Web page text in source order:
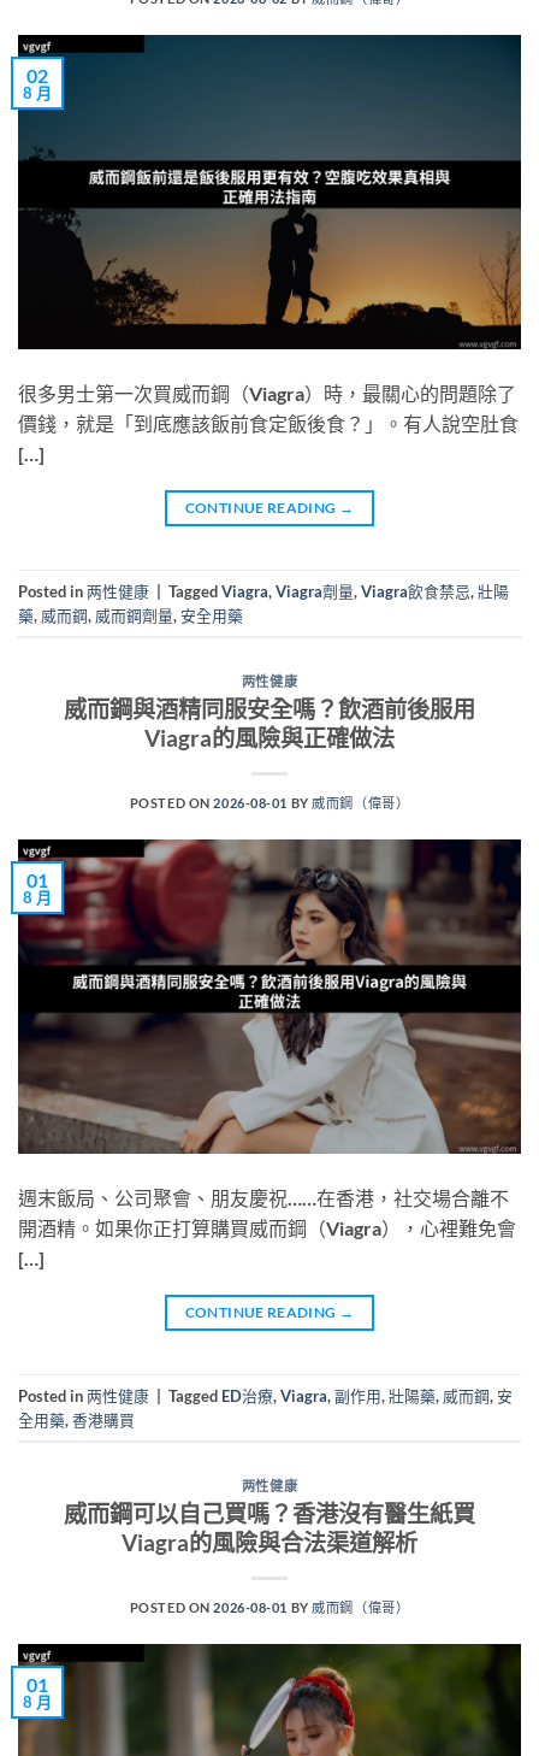
02
8 月
很多男士第一次買威而鋼（Viagra）時，最關心的問題除了
價錢，就是「到底應該飯前食定飯後食？」。有人說空肚食
[…]
CONTINUE READING →
Posted in两性健康 TaggedViagra,Viagra劑量,Viagra飲食禁忌,壯陽
藥, 威而鋼, 威而鋼劑量,安全用藥
两性健康
威而鋼與酒精同服安全嗎？飲酒前後服用
Viagra的風險與正確做法
POSTED ON2026-08-01 BY 威而鋼（偉哥）
01
8 月
週末飯局、公司聚會、朋友慶祝……在香港，社交場合離不
開酒精。如果你正打算購買威而鋼（Viagra），心裡難免會
[…]
CONTINUE READING →
Posted in两性健康 | Tagged ED治療,Viagra,副作用,壯陽藥, 威而鋼,安
全用藥,香港購買
两性健康
威而鋼可以自己買嗎？香港沒有醫生紙買
Viagra的風險與合法渠道解析
POSTED ON2026-08-01 BY 威而鋼（偉哥）
01
8 月